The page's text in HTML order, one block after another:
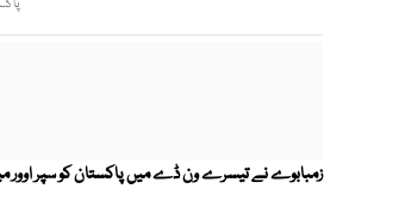
زمبابوے نے تیسرے ون ڈے میں پاکستان کو سپر اوور میں